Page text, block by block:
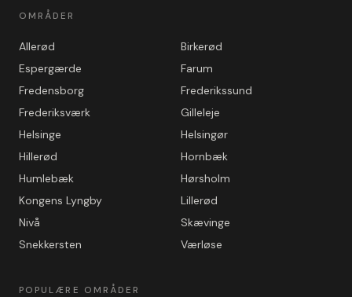
OMRÅDER
Allerød
Birkerød
Espergærde
Farum
Fredensborg
Frederikssund
Frederiksværk
Gilleleje
Helsinge
Helsingør
Hillerød
Hornbæk
Humlebæk
Hørsholm
Kongens Lyngby
Lillerød
Nivå
Skævinge
Snekkersten
Værløse
POPULÆRE OMRÅDER